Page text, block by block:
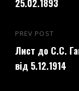
Previous
Post
PREV POST
Лист до С.С.
від 5.12.1914
25.02.1893